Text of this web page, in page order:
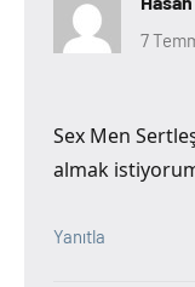
7
Sex Men
almak
Yanıtla